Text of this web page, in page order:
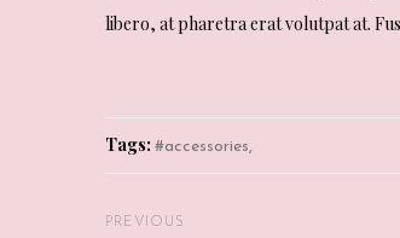
libero, at pharetra erat volutpat at.
Tags: accessories
PREVIOUS